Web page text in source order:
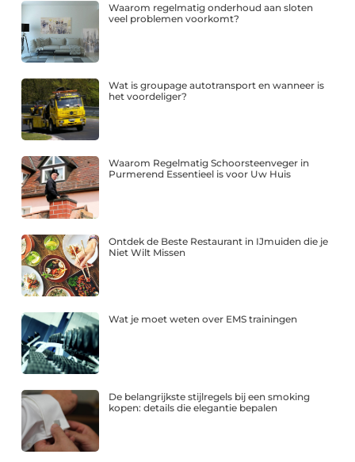
Waarom regelmatig onderhoud aan sloten
veel problemen voorkomt?
Wat is groupage autotransport en wanneer is
het voordeliger?
Waarom Regelmatig Schoorsteenveger in
Purmerend Essentieel is voor Uw Huis
Ontdek de Beste Restaurant in IJmuiden die je
Niet Wilt Missen
Wat je moet weten over EMS trainingen
De belangrijkste stijlregels bij een smoking
kopen: details die elegantie bepalen